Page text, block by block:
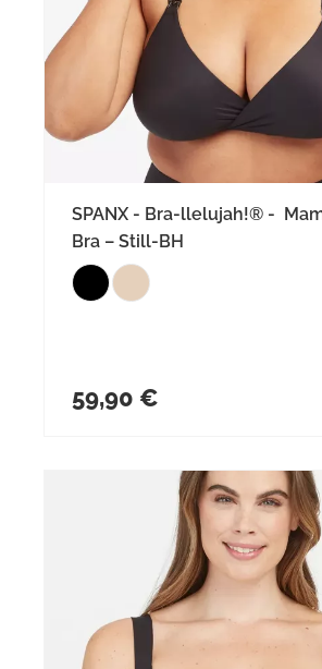
SPANX - Bra-llelujah!® -
Bra – Still-BH
59,90 €